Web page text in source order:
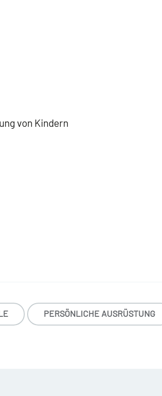
von Kindern
PERSÖNLICHE AUSRÜSTUNG